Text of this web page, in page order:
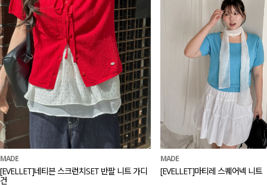
MADE
[EVELLET]네티븐 스크런치SET 반팔 니트 가디
건
MADE
[EVELLET]마티레 스퀘어넥 니트